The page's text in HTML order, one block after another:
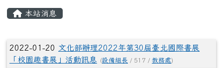
本站消息
文章列表
2022-01-20 文化部辦理2022年第30屆臺北國際書展
「校園趣書展」活動訊息
(設備組長 / 517 / 教務處)